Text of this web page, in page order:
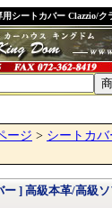
シートカバー Clazzio/ク
ージ > シートカバ
ー ] 高級本革/高級